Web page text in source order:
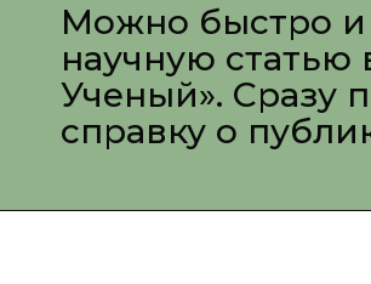
Можно быстро и
научную
Ученый». Сразу
справку о